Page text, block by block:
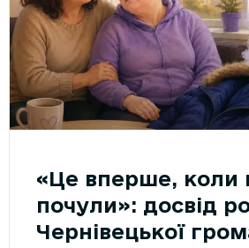
«Це вперше, коли
почули»: досвід
Чернівецької